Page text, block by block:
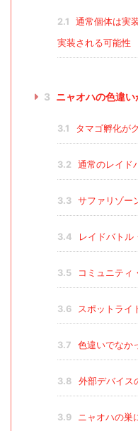
2.1
通常個体は実
実装される可能性
3 ニャオハの色違
3.1 タマゴ孵化が
3.2 通常のレイド
3.3 サファリゾー
3.4 レイドバトル
3.5 コミュニティ
3.6 スポットライ
3.7 色違いでなか
3.8 外部デバイス
3.9 ニャオハの巣